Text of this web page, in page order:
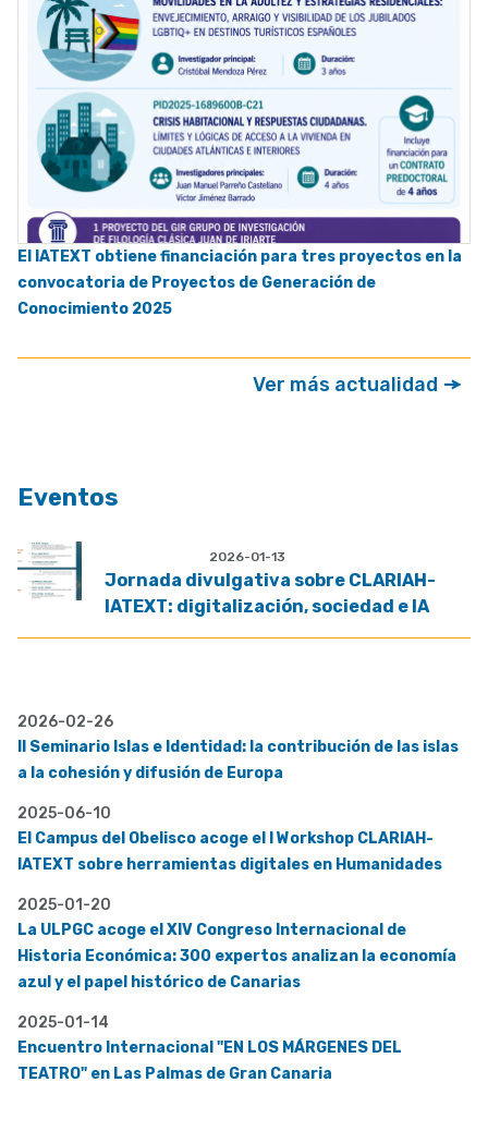
El IATEXT obtiene financiación para tres proyectos en la
convocatoria de Proyectos de Generación de
Conocimiento 2025
Ver más actualidad
Eventos
2026-01-13
Jornada divulgativa sobre CLARIAH-
IATEXT: digitalización, sociedad e IA
2026-02-26
II Seminario Islas e Identidad: la contribución de las islas
a la cohesión y difusión de Europa
2025-06-10
El Campus del Obelisco acoge el I Workshop CLARIAH-
IATEXT sobre herramientas digitales en Humanidades
2025-01-20
La ULPGC acoge el XIV Congreso Internacional de
Historia Económica: 300 expertos analizan la economía
azul y el papel histórico de Canarias
2025-01-14
Encuentro Internacional "EN LOS MÁRGENES DEL
TEATRO" en Las Palmas de Gran Canaria